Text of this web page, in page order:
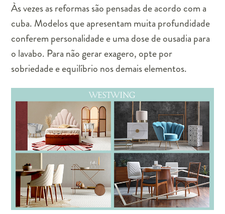
Às vezes as reformas são pensadas de acordo com a
cuba. Modelos que apresentam muita profundidade
conferem personalidade e uma dose de ousadia para
o lavabo. Para não gerar exagero, opte por
sobriedade e equilíbrio nos demais elementos.